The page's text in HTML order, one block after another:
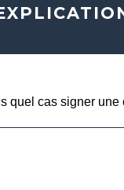
quel cas signer